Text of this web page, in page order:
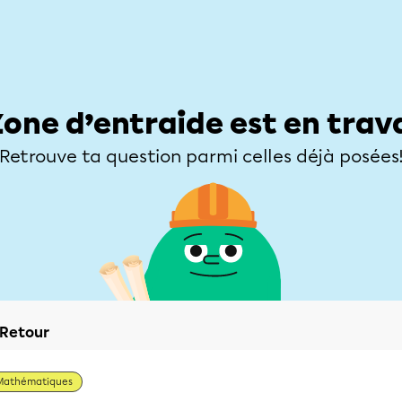
d’entraide est en
Retrouve ta question parmi celles déjà
Retour